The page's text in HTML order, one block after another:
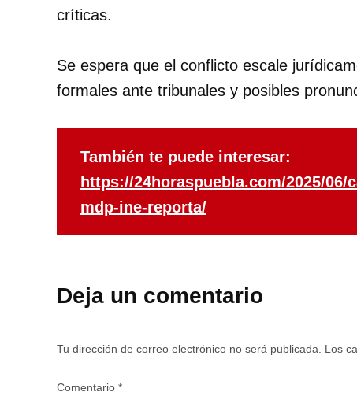
críticas.
Se espera que el conflicto escale
formales ante tribunales y posibles
También te puede interesar:
https://24horaspuebla.com/2025/
mdp-ine-reporta/
Deja un comentario
Tu dirección de correo electrónico no será publicada. Los
Comentario *